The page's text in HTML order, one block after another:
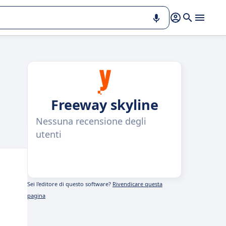
Freeway skyline
Nessuna recensione degli
utenti
Sei l'editore di questo software? Rivendicare questa
pagina